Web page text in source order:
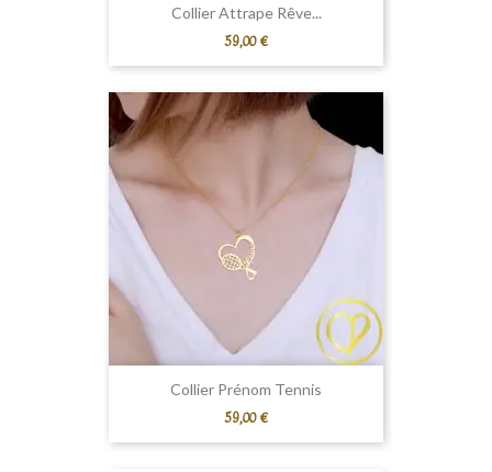
Collier Attrape Rêve...
Prix
59,00 €
Collier Prénom Tennis
Prix
59,00 €